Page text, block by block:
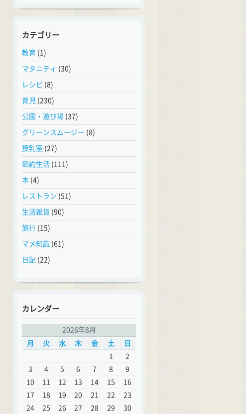
カテゴリー
教育 (1)
マタニティ (30)
レシピ (8)
育児 (230)
公園・遊び場 (37)
グリーンスムージー (8)
授乳室 (27)
節約生活 (111)
本 (4)
レストラン (51)
生活雑貨 (90)
旅行 (15)
マメ知識 (61)
日記 (22)
カレンダー
2026年8月
月
火 水 木 金 土
日
1
2
3
4 5 6 7 8
9
10
11 12 13 14 15
16
17
18 19 20 21 22
23
24
25 26 27 28 29
30